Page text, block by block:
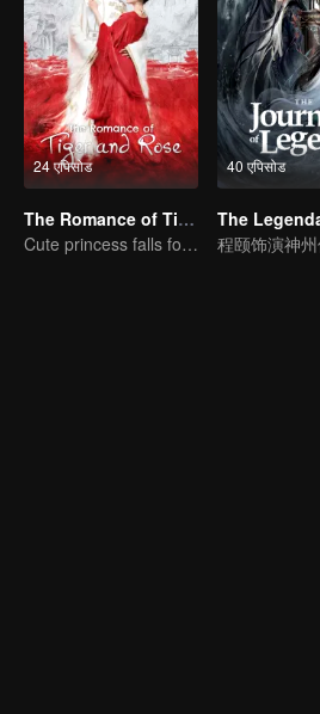
24 एपिसोड
The Romance of Tiger and Rose (Thai Ver.)
Cute princess falls for the tsundere prince
40 एपिसोड
程颐饰演神